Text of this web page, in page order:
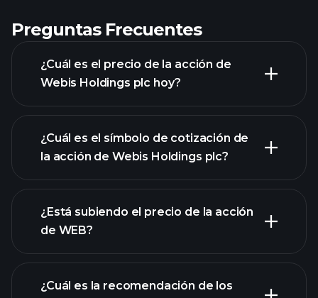
Preguntas Frecuentes
¿Cuál es el precio de la acción de
Webis Holdings plc hoy?
gráfico avanzado
¿Cuál es el símbolo de cotización de
la acción de Webis Holdings plc?
¿Está subiendo el precio de la acción
de WEB?
¿Cuál es la recomendación de los